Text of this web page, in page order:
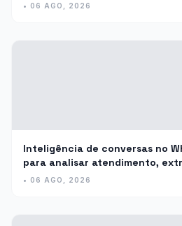
• 06 AGO, 2026
Inteligência de conversas no
para analisar atendimento,
a equipe
• 06 AGO, 2026